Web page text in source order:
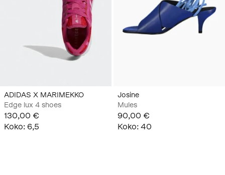
ADIDAS X MARIMEKKO
Edge lux 4 shoes
130,00 €
Koko: 6,5
Josine
Mules
90,00 €
Koko: 40